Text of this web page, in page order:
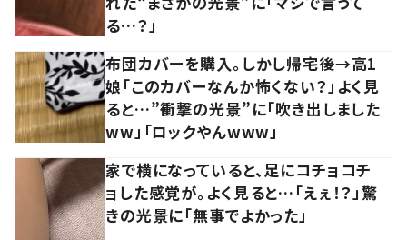
る…？」
布団カバーを購入。しかし帰宅後→高1
娘「このカバーなんか怖くない？」よく見
ると…”衝撃の光景”に「吹き出しました
ww」「ロックやんwww」
家で横になっていると、足にコチョコチ
ョした感覚が。よく見ると…「えぇ！？」驚
きの光景に「無事でよかった」